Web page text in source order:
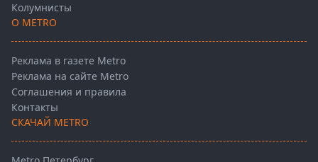
Колумнисты
О METRO
Реклама в газете Metro
Реклама на сайте Metro
Соглашения и правила
Контакты
СКАЧАЙ METRO